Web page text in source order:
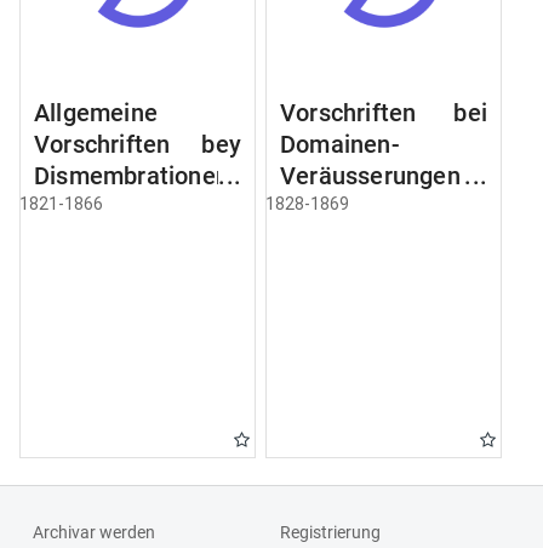
Allgemeine
Vorschriften bey
Dismembrationen
Domainen-
1821-1866
Vorschriften bei
Domainen-
Veräusserungen
und
1828-1869
Archivar werden
Registrierung